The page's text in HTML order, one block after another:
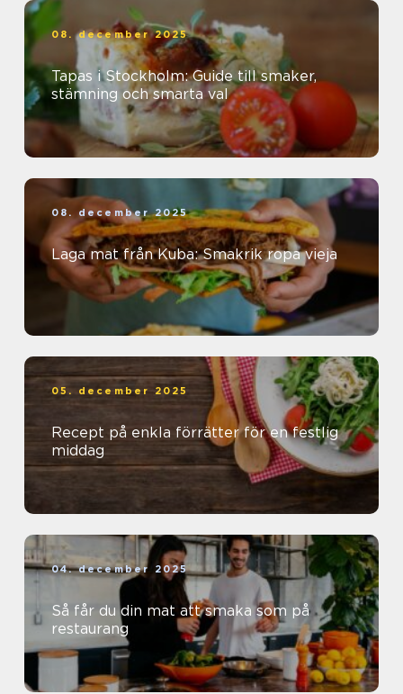
08. december 2025
Tapas i Stockholm: Guide till smaker,
stämning och smarta val
08. december 2025
Laga mat från Kuba: Smakrik ropa vieja
05. december 2025
Recept på enkla förrätter för en festlig
middag
04. december 2025
Så får du din mat att smaka som på
restaurang